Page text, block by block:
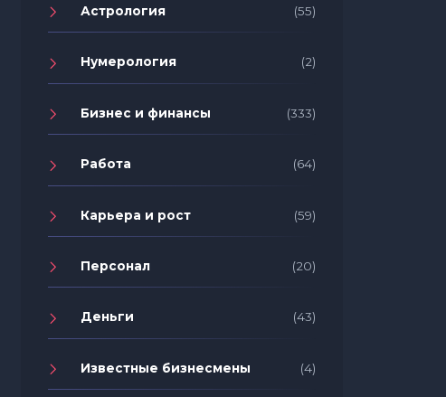
Астрология (55)
Нумерология (2)
Бизнес и финансы (333)
Работа (64)
Карьера и рост (59)
Персонал (20)
Деньги (43)
Известные бизнесмены (4)